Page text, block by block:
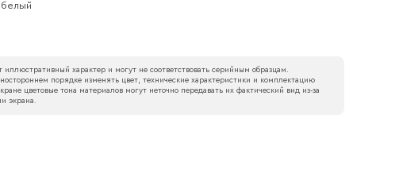
белый
иллюстративный характер и могут не соответствовать серийным образцам.
порядке изменять цвет, технические характеристики и комплектацию
цветовые тона материалов могут неточно передавать их фактический вид из‑за
экрана.